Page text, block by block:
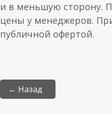
и в меньшую сторону.
цены у менеджеров.
публичной офертой.
← Назад